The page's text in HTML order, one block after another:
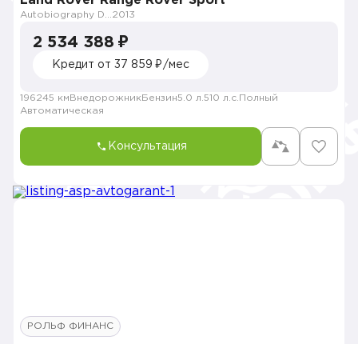
2013
2 534 388 ₽
Кредит от 37 859 ₽/мес
196245 км Внедорожник Бензин5.0 л. 510 л.с. Полный
Автоматическая
Консультация
РОЛЬФ ФИНАНС